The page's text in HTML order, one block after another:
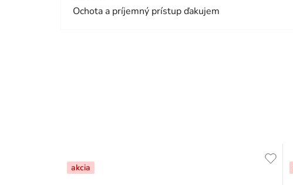
Ochota a príjemný prístup ďakujem
akcia